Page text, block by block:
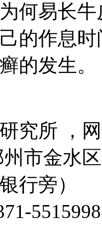
何易长
的作息
的发生。
究所 ，
市金水
行旁）